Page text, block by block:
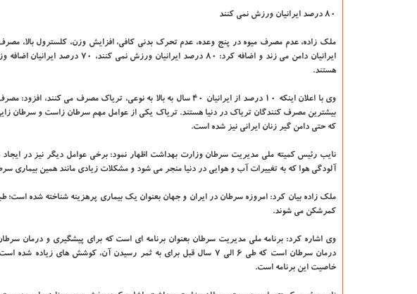
۸۰ درصد ایرانیان ورزش نمی کنند
ملک زاده، عدم مصرف میوه در پنج وعده، عدم تحرک بدنی کافی، افزایش وزن، کلسترول بالا،
هستند.
وی با اعلان اینکه ۱۰ درصد از ایرانیان ۴۰ سال به بالا به نوعی،
بیشترین مصرف کنندگان تریاک در دنیا هستند. تریاک یکی از عوامل مهم سرطان زاست و سرطان
که حتی دامن گیر زنان ایرانی نیز شده است.
آلودگی هوا که به تغییرات آب و هوایی در دنیا منجر می شود و مشکلات زیادی مانند همین بیماری
ملک زاده بیان کرد: امروزه سرطان در ایران و جهان بعنوان یک بیماری پرهزینه شناخته شده است؛
کمرشکن می شوند.
وی اشاره کرد: برنامه ملی مدیریت سرطان بعنوان برنامه ای است که برای پیشگیری و درمان
درمان سرطان است که طی ۶ الی ۷ سال قبل برای به ثمر رسیدن آن، کوشش
خاصیت این برنامه است.